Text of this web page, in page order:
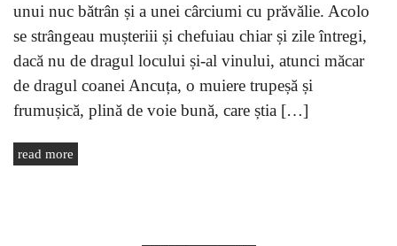
unui nuc bătrân și a unei cârciumi cu prăvălie. Acolo
se strângeau mușteriii și chefuiau chiar și zile întregi,
dacă nu de dragul locului și-al vinului, atunci măcar
de dragul coanei Ancuța, o muiere trupeșă și
frumușică, plină de voie bună, care știa […]
read more